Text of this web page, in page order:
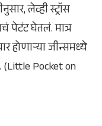
लेव्ही स्ट्रॉस
पेटंट घेतलं. मात्र
होणाऱ्या जीन्समध्ये
(Little Pocket on